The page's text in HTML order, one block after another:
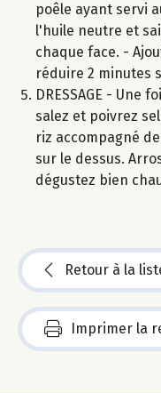
poêle ayant servi
l'huile neutre et
chaque face. -
réduire 2 minutes
DRESSAGE - Une
salez et poivrez
riz accompagné
sur le dessus.
dégustez bien
Retour à la
Imprimer la